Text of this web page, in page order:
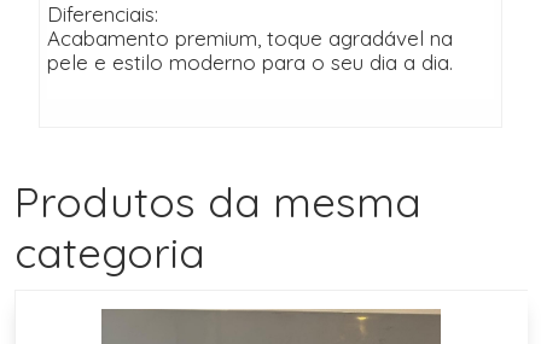
Diferenciais:
Acabamento premium, toque agradável na
pele e estilo moderno para o seu dia a dia.
Produtos da mesma
categoria